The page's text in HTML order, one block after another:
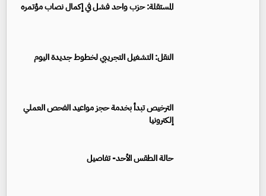
المستقلة: حزب واحد فشل في إكمال نصاب مؤتمره
النقل: التشغيل التجريبي لخطوط جديدة اليوم
الترخيص تبدأ بخدمة حجز مواعيد الفحص العملي
إلكترونيا
حالة الطقس الأحد- تفاصيل